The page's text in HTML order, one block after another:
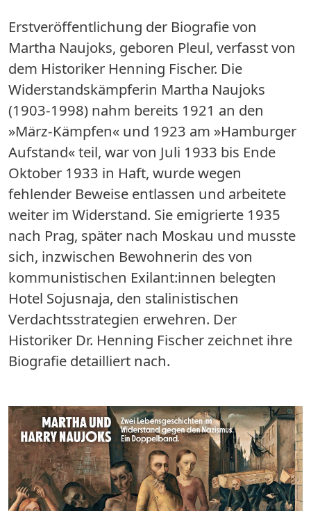
Erstveröffentlichung der Biografie von
Martha Naujoks, geboren Pleul, verfasst von
dem Historiker Henning Fischer. Die
Widerstandskämpferin Martha Naujoks
(1903-1998) nahm bereits 1921 an den
»März-Kämpfen« und 1923 am »Hamburger
Aufstand« teil, war von Juli 1933 bis Ende
Oktober 1933 in Haft, wurde wegen
fehlender Beweise entlassen und arbeitete
weiter im Widerstand. Sie emigrierte 1935
nach Prag, später nach Moskau und musste
sich, inzwischen Bewohnerin des von
kommunistischen Exilant:innen belegten
Hotel Sojusnaja, den stalinistischen
Verdachtsstrategien erwehren. Der
Historiker Dr. Henning Fischer zeichnet ihre
Biografie detailliert nach.